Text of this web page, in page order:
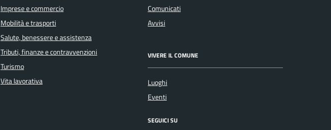
Imprese e commercio
Mobilità e trasporti
Salute, benessere e assistenza
Tributi, finanze e contravvenzioni
Turismo
Vita lavorativa
Comunicati
Avvisi
VIVERE IL COMUNE
Luoghi
Eventi
SEGUICI SU